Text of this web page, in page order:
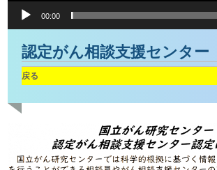
00:00
認定がん相談支援センター
戻る